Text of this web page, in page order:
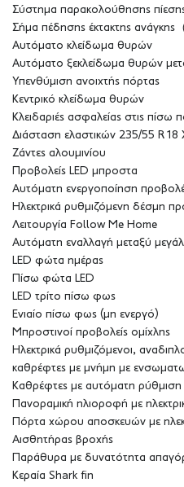
Σύστημα παρακολούθησης
Σήμα πέδησης έκτακτης ανάγκης（
Αυτόματο κλείδωμα θυρών
Αυτόματο ξεκλείδωμα θυρών
Υπενθύμιση ανοιχτής πόρτας
Κεντρικό κλείδωμα θυρών
Κλειδαριές ασφαλείας στις πίσω
Διάσταση ελαστικών 235/55 R18
Ζάντες αλουμινίου
Προβολείς LED μπροστα
Αυτόματη ενεργοποίηση
Ηλεκτρικά ρυθμιζόμενη δέσμη
Λειτουργία Follow Me Home
Αυτόματη εναλλαγή μεταξύ
LED φώτα ημέρας
Πίσω φώτα LED
LED τρίτο πίσω φως
Ενιαίο πίσω φως (μη ενεργό)
Μπροστινοί προβολείς ομίχλης
Ηλεκτρικά ρυθμιζόμενοι,
καθρέφτες με μνήμη με
Καθρέφτες με αυτόματη ρύθμιση
Πανοραμική ηλιοροφή με
Πόρτα χώρου αποσκευών με
Αισθητήρας βροχής
Παράθυρα με δυνατότητα
Κεραία Shark fin